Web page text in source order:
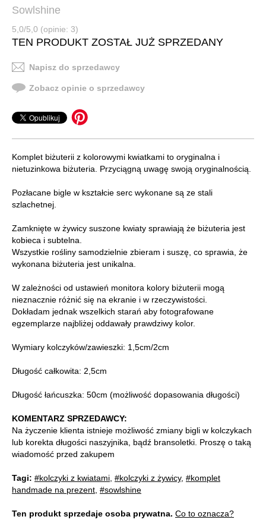
Sowlshine
5,0/5,0 (opinie: 3)
TEN PRODUKT ZOSTAŁ JUŻ SPRZEDANY
Napisz do sprzedawcy
Zobacz opinie o sprzedawcy
Komplet biżuterii z kolorowymi kwiatkami to oryginalna i
nietuzinkowa biżuteria. Przyciągną uwagę swoją oryginalnością.
Pozłacane bigle w kształcie serc wykonane są ze stali
szlachetnej.
Zamknięte w żywicy suszone kwiaty sprawiają że biżuteria jest
kobieca i subtelna.
Wszystkie rośliny samodzielnie zbieram i suszę, co sprawia, że
wykonana biżuteria jest unikalna.
W zależności od ustawień monitora kolory biżuterii mogą
nieznacznie różnić się na ekranie i w rzeczywistości.
Dokładam jednak wszelkich starań aby fotografowane
egzemplarze najbliżej oddawały prawdziwy kolor.
Wymiary kolczyków/zawieszki: 1,5cm/2cm
Długość całkowita: 2,5cm
Długość łańcuszka: 50cm (możliwość dopasowania długości)
KOMENTARZ SPRZEDAWCY:
Na życzenie klienta istnieje możliwość zmiany bigli w kolczykach
lub korekta długości naszyjnika, bądź bransoletki. Proszę o taką
wiadomość przed zakupem
Tagi: #kolczyki z kwiatami #kolczyki z żywicy, #komplet
handmade na prezent #sowlshine
Ten produkt sprzedaje osoba prywatna. Co to oznacza?